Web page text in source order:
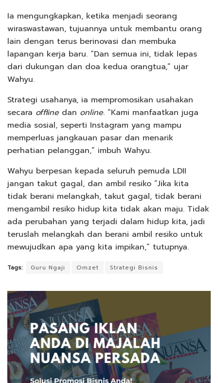
Ia mengungkapkan, ketika menjadi seorang
wiraswastawan, tujuannya untuk membantu orang
lain dengan terus berinovasi dan membuka
lapangan kerja baru. “Dan semua ini, tidak lepas
dari dukungan dan doa kedua orangtua,” ujar
Wahyu.
Strategi usahanya, ia mempromosikan usahakan
secara offline dan online. “Kami manfaatkan juga
media sosial, seperti Instagram yang mampu
memperluas jangkauan pasar dan menarik
perhatian pelanggan,” imbuh Wahyu.
Wahyu berpesan kepada seluruh pemuda LDII
jangan takut gagal, dan ambil resiko “Jika kita
tidak berani melangkah, takut gagal, tidak berani
mengambil resiko hidup kita tidak akan maju. Tidak
ada perubahan yang terjadi dalam hidup kita, jadi
teruslah melangkah dan berani ambil resiko untuk
mewujudkan apa yang kita impikan,” tutupnya.
Tags: Guru Ngaji Omzet Strategi Bisnis